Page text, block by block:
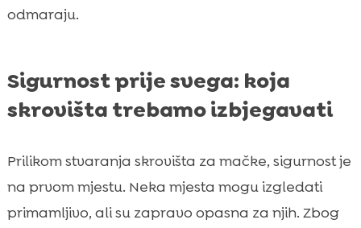
odmaraju.
Sigurnost prije svega: koja
skrovišta trebamo izbjegavati
Prilikom stvaranja skrovišta za mačke, sigurnost je
na prvom mjestu. Neka mjesta mogu izgledati
primamljivo, ali su zapravo opasna za njih. Zbog